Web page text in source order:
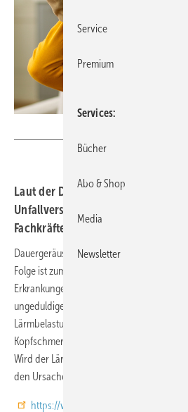
Laut der DGUV (Deutsche
Unfallversicherung) belastet Lärm
Fachkräfte und Kinder.
Dauergeräusche setzen den
Folge ist zum Beispiel ein erhöhtes Risiko
Erkrankungen. Fachkräfte können als
ungeduldiger und weniger einfühlsam
Lärmbelastung zu Unruhe, Müdigkeit,
Kopfschmerzen führen oder zu
Wird der Lärm als belastend empfunden,
den Ursachen auf den Grund gehen.
https://www.dguv.de/de/
Service
Premium
Services
Bücher
Abo & Shop
Media
Newsletter